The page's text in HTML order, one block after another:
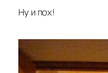
Ну и пох!